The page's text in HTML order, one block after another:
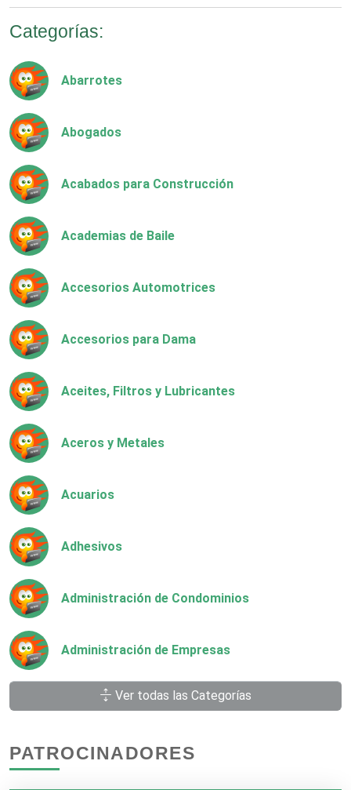
Categorías:
Abarrotes
Abogados
Acabados para Construcción
Academias de Baile
Accesorios Automotrices
Accesorios para Dama
Aceites, Filtros y Lubricantes
Aceros y Metales
Acuarios
Adhesivos
Administración de Condominios
Administración de Empresas
Agencias Aduanales
Agencias de Autos
Ver todas las Categorías
PATROCINADORES